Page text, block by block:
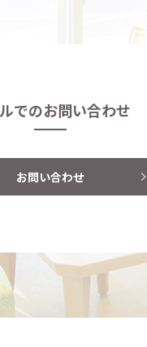
でのお問い合わせ
お問い合わせ